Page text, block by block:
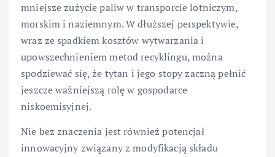
mniejsze zużycie paliw w transporcie lotniczym,
morskim i naziemnym. W dłuższej perspektywie,
wraz ze spadkiem kosztów wytwarzania i
upowszechnieniem metod recyklingu, można
spodziewać się, że tytan i jego stopy zaczną pełnić
jeszcze ważniejszą rolę w gospodarce
niskoemisyjnej.
Nie bez znaczenia jest również potencjał
innowacyjny związany z modyfikacją składu